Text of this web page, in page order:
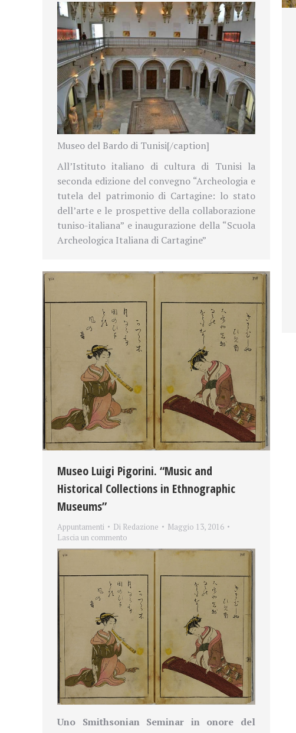
Museo del Bardo di Tunisi[/caption]
All’Istituto italiano di cultura di Tunisi la
seconda edizione del convegno “Archeologia e
tutela del patrimonio di Cartagine: lo stato
dell’arte e le prospettive della collaborazione
tuniso-italiana” e inaugurazione della “Scuola
Archeologica Italiana di Cartagine”
Museo Luigi Pigorini. “Music and
Historical Collections in Ethnographic
Museums”
Appuntamenti Di Redazione
Maggio 13, 2016
Lascia un commento
Uno Smithsonian Seminar in onore del